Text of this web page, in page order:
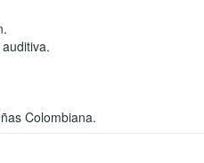
Colombiana.